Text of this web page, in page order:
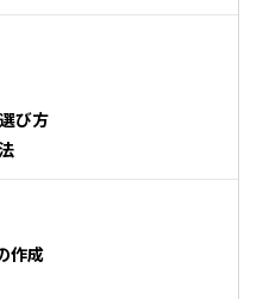
び方
作成